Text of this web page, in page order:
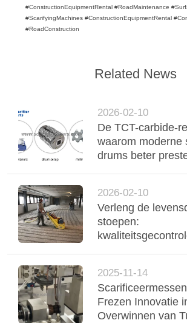
#ConstructionEquipmentRental #RoadMaintenance
#ScarifyingMachines #ConstructionEquipmentRental
#RoadConstruction
Related News
2026-02-10
De TCT-carbide-
waarom moderne
drums beter
2026-02-10
Verleng de
stoepen:
2025-11-14
Frezen Innovatie
Overwinnen van